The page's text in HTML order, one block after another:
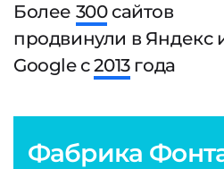
Более 300сайтов
продвинули в Яндекс
Google с2013года
Фабрика